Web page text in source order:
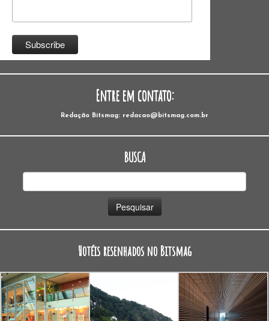
Entre em contato:
Redação Bitsmag: redacao@bitsmag.com.br
BUSCA
Hotéis resenhados no Bitsmag